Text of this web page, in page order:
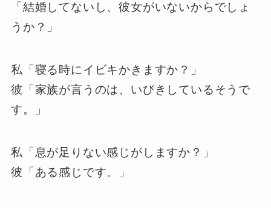
「結婚してないし、彼女がいないからでしょ
うか？」
私「寝る時にイビキかきますか？」
彼「家族が言うのは、いびきしているそうで
す。」
私「息が足りない感じがしますか？」
彼「ある感じです。」